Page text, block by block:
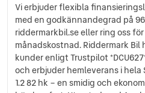
Vi erbjuder flexibla
med en godkännandegrad på
riddermarkbil.se eller ring oss
månadskostnad. Riddermark Bil
kunder enligt Trustpilot
och erbjuder hemleverans i hela
1.2 82 hk – en smidig och